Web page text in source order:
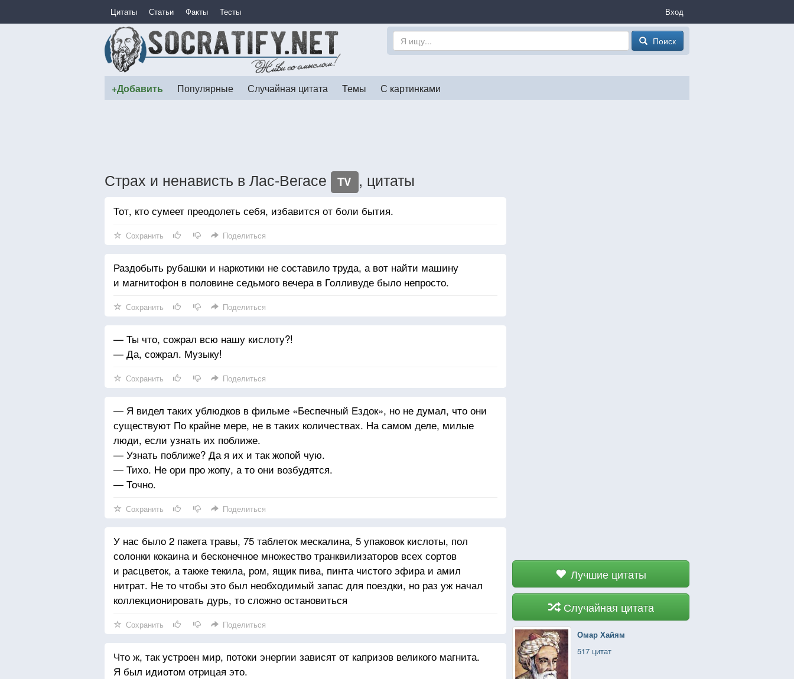
Цитаты Статьи Факты Тесты Вход
Поиск
+Добавить Популярные Случайная цитата Темы С картинками
Страх и ненависть в Лас-Вегасе TV , цитаты
Лучшие цитаты
Случайная цитата
Омар Хайям
517 цитат
Тот, кто сумеет преодолеть себя, избавится от боли бытия.
Сохранить Поделиться
Раздобыть рубашки и наркотики не составило труда, а вот найти машину
и магнитофон в половине седьмого вечера в Голливуде было непросто.
Сохранить Поделиться
— Ты что, сожрал всю нашу кислоту?!
— Да, сожрал. Музыку!
Сохранить Поделиться
— Я видел таких ублюдков в фильме «Беспечный Ездок», но не думал, что они
существуют По крайне мере, не в таких количествах. На самом деле, милые
люди, если узнать их поближе.
— Узнать поближе? Да я их и так жопой чую.
— Тихо. Не ори про жопу, а то они возбудятся.
— Точно.
Сохранить Поделиться
У нас было 2 пакета травы, 75 таблеток мескалина, 5 упаковок кислоты, пол
солонки кокаина и бесконечное множество транквилизаторов всех сортов
и расцветок, а также текила, ром, ящик пива, пинта чистого эфира и амил
нитрат. Не то чтобы это был необходимый запас для поездки, но раз уж начал
коллекционировать дурь, то сложно остановиться
Сохранить Поделиться
Что ж, так устроен мир, потоки энергии зависят от капризов великого магнита.
Я был идиотом отрицая это.